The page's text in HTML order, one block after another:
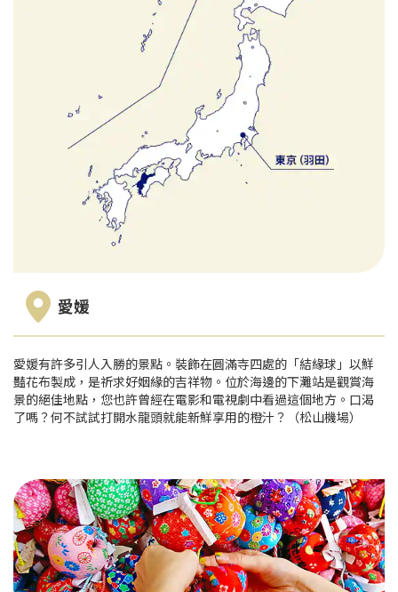
愛媛
愛媛有許多引人入勝的景點。裝飾在圓滿寺四處的「結緣球」以鮮
豔花布製成，是祈求好姻緣的吉祥物。位於海邊的下灘站是觀賞海
景的絕佳地點，您也許曾經在電影和電視劇中看過這個地方。口渴
了嗎？何不試試打開水龍頭就能新鮮享用的橙汁？（松山機場）